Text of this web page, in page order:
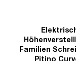
Familien
Pitino